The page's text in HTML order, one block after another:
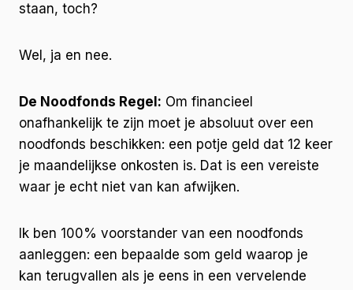
staan, toch?
Wel, ja en nee.
De Noodfonds Regel: Om financieel
onafhankelijk te zijn moet je absoluut over een
noodfonds beschikken: een potje geld dat 12 keer
je maandelijkse onkosten is. Dat is een vereiste
waar je echt niet van kan afwijken.
Ik ben 100% voorstander van een noodfonds
aanleggen: een bepaalde som geld waarop je
kan terugvallen als je eens in een vervelende